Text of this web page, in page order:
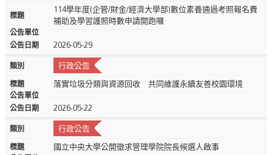
114學年度(企管/財金/經濟大學部)數位素養通過考照報名費
補助及學習護照時數申請開跑囉
2026-05-29
行政公告
落實垃圾分類與資源回收 共同維護永續友善校園環境
2026-05-22
行政公告
國立中央大學公開徵求管理學院院長候選人啟事